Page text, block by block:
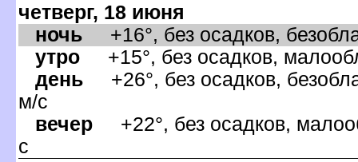
четверг, 18 июня
ночь +16°, без осадков,
утро +15°, без осадков,
день +26°, без осадков,
м/с
ечер +22°, без осадков,
с